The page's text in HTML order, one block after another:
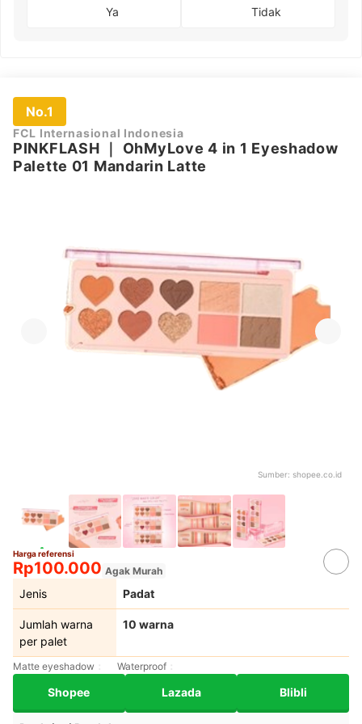
Ya Tidak
No.1
FCL Internasional Indonesia
PINKFLASH ｜ OhMyLove 4 in 1 Eyeshadow
Palette 01 Mandarin Latte
Sumber: shopee.co.id
Harga referensi
Rp100.000 Agak Murah
Jenis Padat
Jumlah warna
per palet
10 warna
Matte eyeshadow Waterproof
Shopee Lazada Blibli